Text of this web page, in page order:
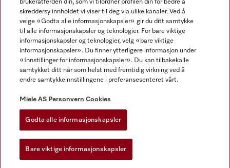
Miele AS
Vilkår og betingelser
Vilkår for bruk
Miele tilgjengelighetserklæring
brukeratferden din, som vi tilordner profilen din for bedre å
skreddersy innholdet vi viser til deg via ulike kanaler. Ved å
velge «Godta alle informasjonskapsler» gir du ditt samtykke
til alle informasjonskapsler og teknologier. For bare viktige
informasjonskapsler og teknologier, velg «bare viktige
informasjonskapsler». Du finner ytterligere informasjon under
«Innstillinger for informasjonskapsler». Du kan tilbakekalle
samtykket ditt når som helst med fremtidig virkning ved å
endre samtykkeinnstillingene i preferansesenteret vårt.
Miele AS Personvern Cookies
Godta alle informasjonskapsler
Bare viktige informasjonskapsler